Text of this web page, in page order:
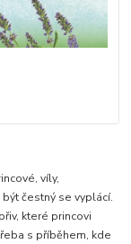
víly,
čestný se vyplácí.
které princovi
s příběhem, kde